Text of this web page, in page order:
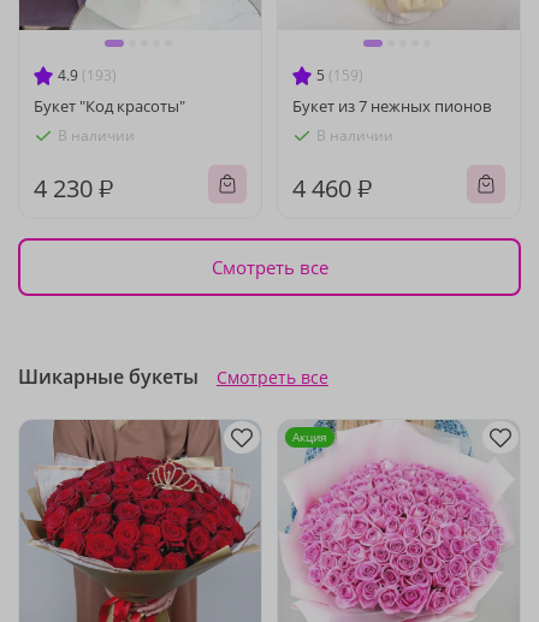
4.9 (193)
Букет "Код красоты"
В наличии
4 230 ₽
5 (159)
Букет из 7 нежных пионов
В наличии
4 460 ₽
Смотреть все
Шикарные букеты Смотреть все
Акция